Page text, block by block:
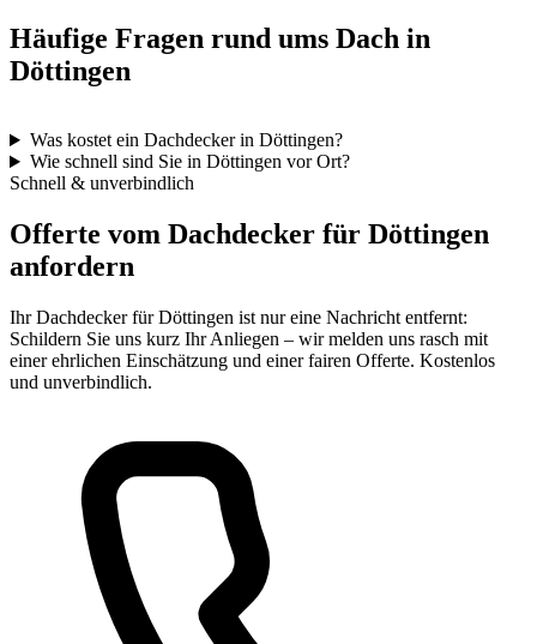
Häufige Fragen rund ums Dach in
Döttingen
Was kostet ein Dachdecker in Döttingen?
Wie schnell sind Sie in Döttingen vor Ort?
Schnell & unverbindlich
Offerte vom Dachdecker für Döttingen
anfordern
Ihr Dachdecker für Döttingen ist nur eine Nachricht entfernt:
Schildern Sie uns kurz Ihr Anliegen – wir melden uns rasch mit
einer ehrlichen Einschätzung und einer fairen Offerte. Kostenlos
und unverbindlich.